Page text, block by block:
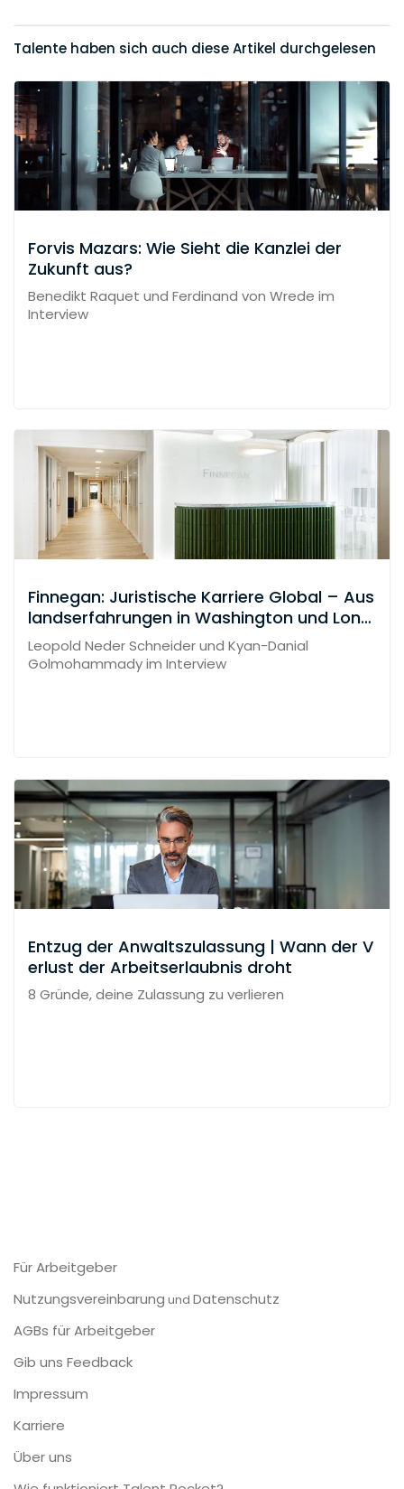
Talente haben sich auch diese Artikel durchgelesen
Forvis Mazars: Wie Sieht die Kanzlei der
Zukunft aus?
Benedikt Raquet und Ferdinand von Wrede im
Interview
Finnegan: Juristische Karriere Global – Aus
landserfahrungen in Washington und Lond
on
Leopold Neder Schneider und Kyan-Danial
Golmohammady im Interview
Entzug der Anwaltszulassung | Wann der V
erlust der Arbeitserlaubnis droht
8 Gründe, deine Zulassung zu verlieren
Für Arbeitgeber
Nutzungsvereinbarung und Datenschutz
AGBs für Arbeitgeber
Gib uns Feedback
Impressum
Karriere
Über uns